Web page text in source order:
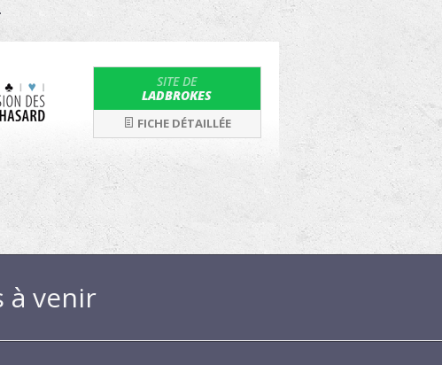
SITE DE
LADBROKES
FICHE DÉTAILLÉE
à venir